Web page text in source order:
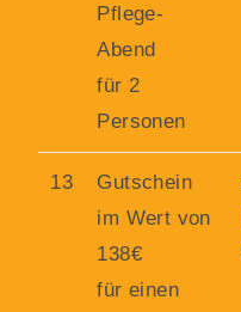
Pflege-
Abend
für 2
Personen
13
Gutschein
im Wert von
138€
für einen